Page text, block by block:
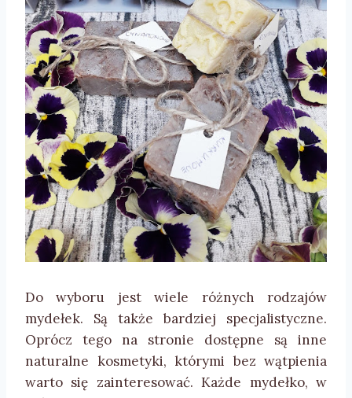
Do wyboru jest wiele różnych rodzajów
mydełek. Są także bardziej specjalistyczne.
Oprócz tego na stronie dostępne są inne
naturalne kosmetyki, którymi bez wątpienia
warto się zainteresować. Każde mydełko, w